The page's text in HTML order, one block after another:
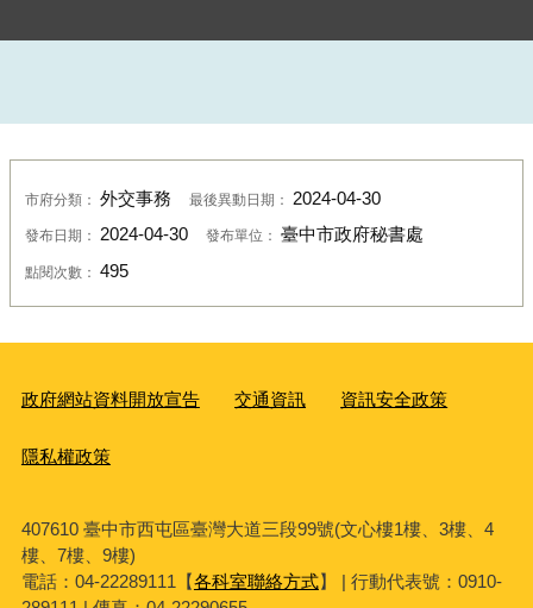
市府分類： 外交事務 最後異動日期： 2024-04-30
發布日期： 2024-04-30 發布單位： 臺中市政府秘書處
點閱次數： 495
政府網站資料開放宣告 交通資訊 資訊安全政策
隱私權政策
407610 臺中市西屯區臺灣大道三段99號(文心樓1樓、3樓、4
樓、7樓、9樓)
電話：04-22289111【各科室聯絡方式】 | 行動代表號：0910-